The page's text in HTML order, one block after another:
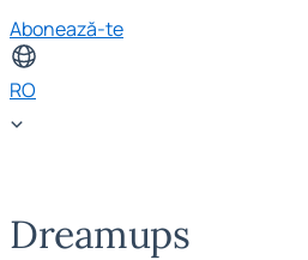
Abonează-te
RO
Dreamups